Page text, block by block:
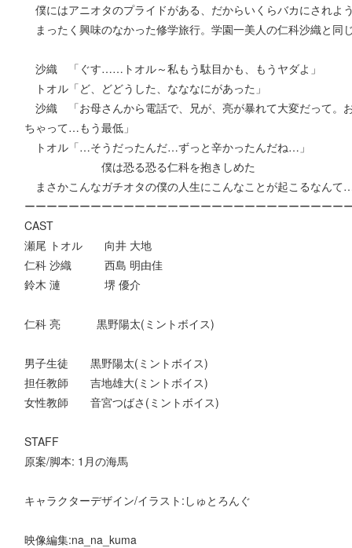
僕にはアニオタのプライドがある、だからいくらバカにされよ
まったく興味のなかった修学旅行。学園一美人の仁科沙織と同
沙織 「ぐす……トオル～私もう駄目かも、もうヤダよ」
トオル「ど、どどうした、なななにがあった」
沙織 「お母さんから電話で、兄が、亮が暴れて大変だって。
ちゃって…もう最低」
トオル「…そうだったんだ…ずっと辛かったんだね…」
僕は恐る恐る仁科を抱きしめた
まさかこんなガチオタの僕の人生にこんなことが起こるなんて
ーーーーーーーーーーーーーーーーーーーーーーーーーーーーー
CAST
瀬尾 トオル 向井 大地
仁科 沙織 西島 明由佳
鈴木 漣 堺 優介
仁科 亮 黒野陽太(ミントボイス)
男子生徒 黒野陽太(ミントボイス)
担任教師 吉地雄大(ミントボイス)
女性教師 音宮つばさ(ミントボイス)
STAFF
原案/脚本: 1月の海馬
キャラクターデザイン/イラスト:しゅとろんぐ
映像編集:na_na_kuma